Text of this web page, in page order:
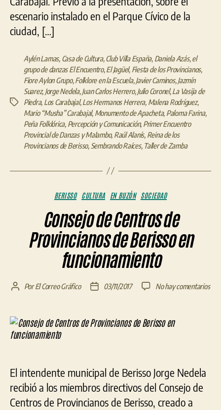
escenario instalado en el Parque Cívico de la
ciudad, […]
Etiquetas
Aylén Lamas, Casa de Cultura,Club Villa España, Daniela Azás,el
grupo de danzas El Encuentro,El Jagüel, Fiesta de los Provincianos,
Fiore Aylon Grupo,Folklore en la Escuela,Javier Caminos,Jazmín
Suarez, Jorge Nedela,Juan Carlos Herrero,Julio Coronel,La Vasija de
Piedra, Los Carabajal,Los Hermanos Herrera, Malena Rodríguez,
Mario “Musha” Carabajal, Monumento de Apacheta, Paloma Farina,
Peña Folklórica, Percepción y Comunicación, Primer Encuentro
Provincial de Danzas y Malambo, Raúl Alanís, Reina de los
Provincianos de Berisso, Sembrando Raíces, Taller de Zamba
Categorías
BERISSO CULTURA EN BUZÓN SOCIEDAD
Consejo de Centros de
Provincianos de Berisso en
funcionamiento
Autor
entrada
PorEl Correo Gráfico
Fecha
entrada
03/11/2017 No hay comentariosen
El intendente municipal de Berisso Jorge Nedela
recibió a los miembros directivos del Consejo de
Centros de Provincianos de Berisso, creado a